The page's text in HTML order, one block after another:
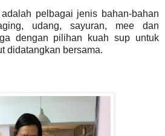
pelbagai jenis bahan-bahan
udang, sayuran, mee dan
dengan pilihan kuah sup untuk
didatangkan bersama.